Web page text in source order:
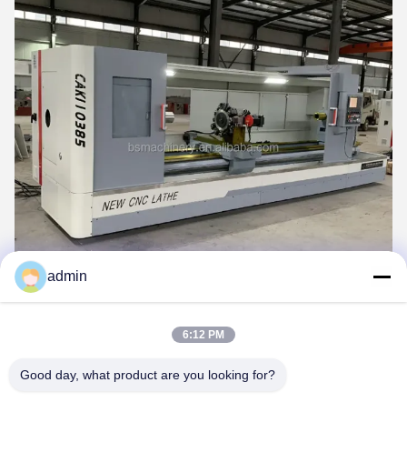
admin
6:12 PM
Good day, what product are you looking for?